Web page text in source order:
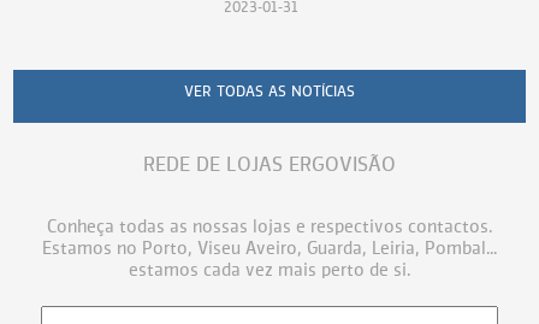
2023-01-31
VER TODAS AS NOTÍCIAS
REDE DE LOJAS ERGOVISÃO
Conheça todas as nossas lojas e respectivos contactos.
Estamos no Porto, Viseu Aveiro, Guarda, Leiria, Pombal...
estamos cada vez mais perto de si.